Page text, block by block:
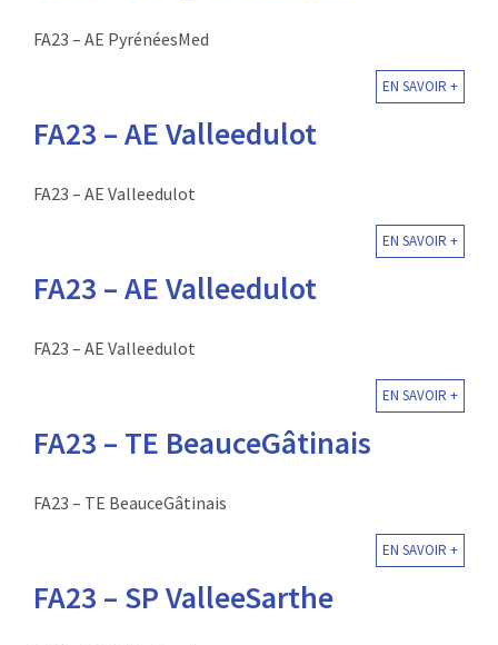
FA23 – AE PyrénéesMed
EN SAVOIR +
FA23 – AE Valleedulot
FA23 – AE Valleedulot
EN SAVOIR +
FA23 – AE Valleedulot
FA23 – AE Valleedulot
EN SAVOIR +
FA23 – TE BeauceGâtinais
FA23 – TE BeauceGâtinais
EN SAVOIR +
FA23 – SP ValleeSarthe